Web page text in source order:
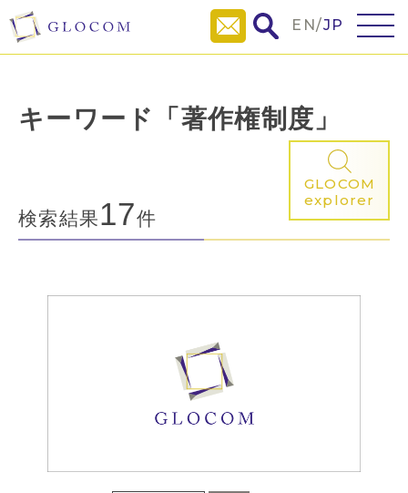
EN/JP
キーワード「著作権制度」
GLOCOM
explorer
検索結果17件